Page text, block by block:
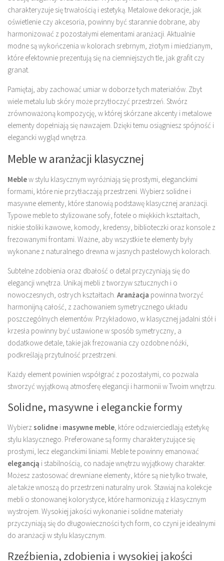
charakteryzuje się trwałością i estetyką. Metalowe dekoracje, jak
oświetlenie czy akcesoria, powinny być starannie dobrane, aby
harmonizować z pozostałymi elementami aranżacji. Aktualnie
modne są wykończenia w kolorach srebrnym, złotym i miedzianym,
które efektownie prezentują się na ciemniejszych tle, jak grafit czy
granat.
Pamiętaj, aby zachować umiar w doborze tych materiałów. Zbyt
wiele metalu lub skóry może przytłoczyć przestrzeń. Stwórz
zrównoważoną kompozycję, w której skórzane akcenty i metalowe
elementy dopełniają się nawzajem. Dzięki temu osiągniesz spójność i
elegancki wygląd wnętrza.
Meble w aranżacji klasycznej
Meblew stylu klasycznym wyróżniają się prostymi, eleganckimi
formami, które nie przytłaczają przestrzeni. Wybierz solidne i
masywne elementy, które stanowią podstawę klasycznej aranżacji.
Typowe meble to stylizowane sofy, fotele o miękkich kształtach,
niskie stoliki kawowe, komody, kredensy, biblioteczki oraz konsole z
frezowanymi frontami. Ważne, aby wszystkie te elementy były
wykonane z naturalnego drewna w jasnych pastelowych kolorach.
Subtelne zdobienia oraz dbałość o detal przyczyniają się do
elegancji wnętrza. Unikaj mebli z tworzyw sztucznych i o
nowoczesnych, ostrych kształtach. Aranżacja powinna tworzyć
harmonijną całość, z zachowaniem symetrycznego układu
poszczególnych elementów. Przykładowo, w klasycznej jadalni stół i
krzesła powinny być ustawione w sposób symetryczny, a
dodatkowe detale, takie jak frezowania czy ozdobne nóżki,
podkreślają przytulność przestrzeni.
Każdy element powinien współgrać z pozostałymi, co pozwala
stworzyć wyjątkową atmosferę elegancji i harmonii w Twoim wnętrzu.
Solidne, masywne i eleganckie formy
Wybierz solidne i masywne meble , które odzwierciedlają estetykę
stylu klasycznego. Preferowane są formy charakteryzujące się
prostymi, lecz eleganckimi liniami. Meble te powinny emanować
elegancją i stabilnością, co nadaje wnętrzu wyjątkowy charakter.
Możesz zastosować drewniane elementy, które są nie tylko trwałe,
ale także wnoszą do przestrzeni naturalny urok. Stawiaj na kolekcje
mebli o stonowanej kolorystyce, które harmonizują z klasycznym
wystrojem. Wysokiej jakości wykonanie i solidne materiały
przyczyniają się do długowieczności tych form, co czyni je idealnymi
do aranżacji w stylu klasycznym.
Rzeźbienia, zdobienia i wysokiej jakości